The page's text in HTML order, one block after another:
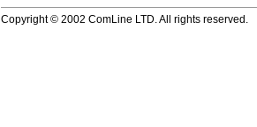
Copyright © 2002 ComLine LTD. All rights reserved.